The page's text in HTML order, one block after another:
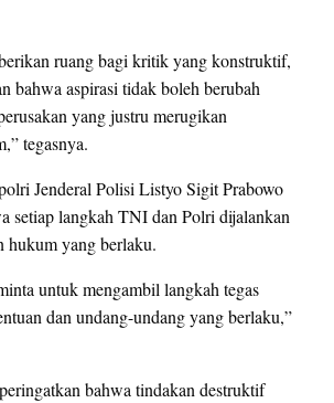
ruang bagi kritik yang konstruktif,
bahwa aspirasi tidak boleh berubah
yang justru merugikan
tegasnya.
Jenderal Polisi Listyo Sigit Prabowo
setiap langkah TNI dan Polri dijalankan
hukum yang berlaku.
untuk mengambil langkah tegas
dan undang-undang yang berlaku,”
bahwa tindakan destruktif